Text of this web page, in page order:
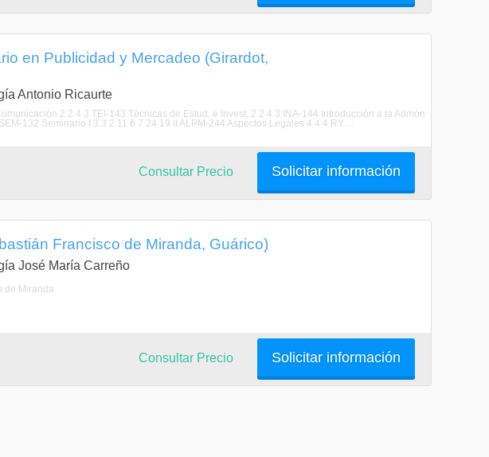
en Publicidad y Mercadeo (Girardot,
Antonio Ricaurte
2 2 4 3 TEI-143 Técnicas de Estud. e Invest. 2 2 4 3 INA-144 Introducción a la Admón
132 Seminario I 3 3 2 11 6 7 24 19 II ALPM-244 Aspectos Legales 4 4 4 RY ...
Solicitar información
Consultar Precio
Francisco de Miranda, Guárico)
José María Carreño
de Miranda
Solicitar información
Consultar Precio